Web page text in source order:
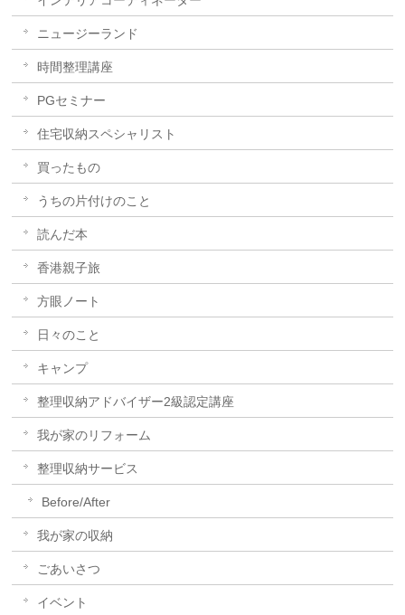
ニュージーランド
時間整理講座
PGセミナー
住宅収納スペシャリスト
買ったもの
うちの片付けのこと
読んだ本
香港親子旅
方眼ノート
日々のこと
キャンプ
整理収納アドバイザー2級認定講座
我が家のリフォーム
整理収納サービス
Before/After
我が家の収納
ごあいさつ
イベント